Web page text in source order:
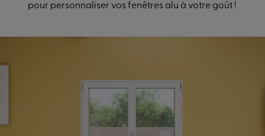
pour personnaliser vos fenêtres alu à votre goût !